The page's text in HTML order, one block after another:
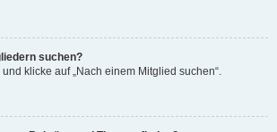
suchen?
klicke auf „Nach einem Mitglied suchen“.